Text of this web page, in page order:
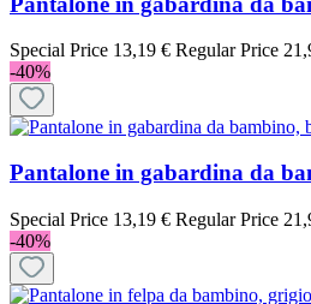
Special Price 13,19 € Regular Price
-40%
Pantalone in gabardina da
Special Price 13,19 € Regular Price
-40%